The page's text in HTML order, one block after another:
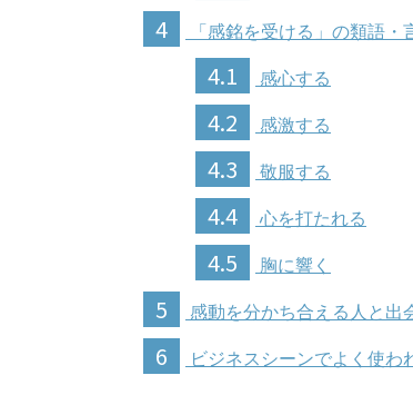
4 「感銘を受ける」の類語・
4.1 感心する
4.2 感激する
4.3 敬服する
4.4 心を打たれる
4.5 胸に響く
5 感動を分かち合える人と出
6 ビジネスシーンでよく使わ